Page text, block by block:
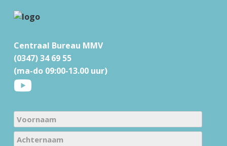
Centraal Bureau MMV
(0347) 34 69 55
(ma-do 09:00-13.00 uur)
N
a
m
V